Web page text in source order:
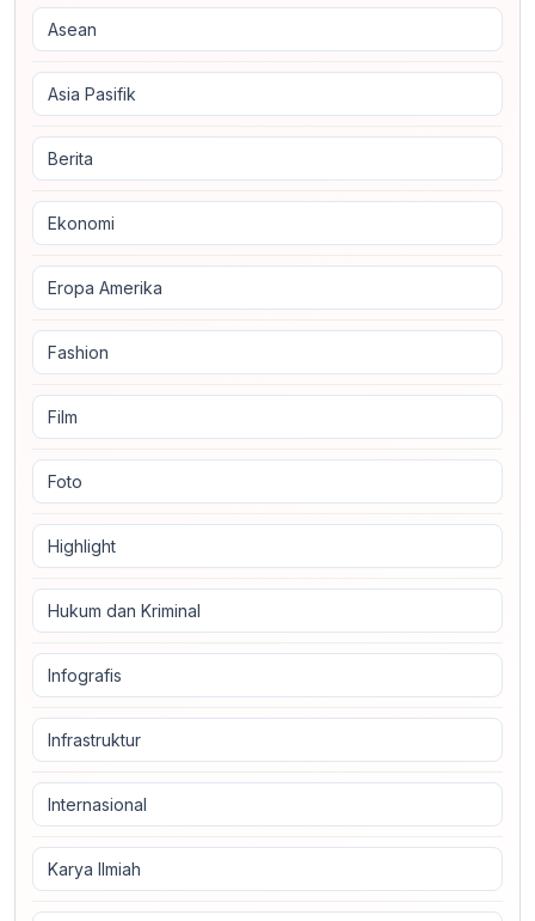
Asean
Asia Pasifik
Berita
Ekonomi
Eropa Amerika
Fashion
Film
Foto
Highlight
Hukum dan Kriminal
Infografis
Infrastruktur
Internasional
Karya Ilmiah